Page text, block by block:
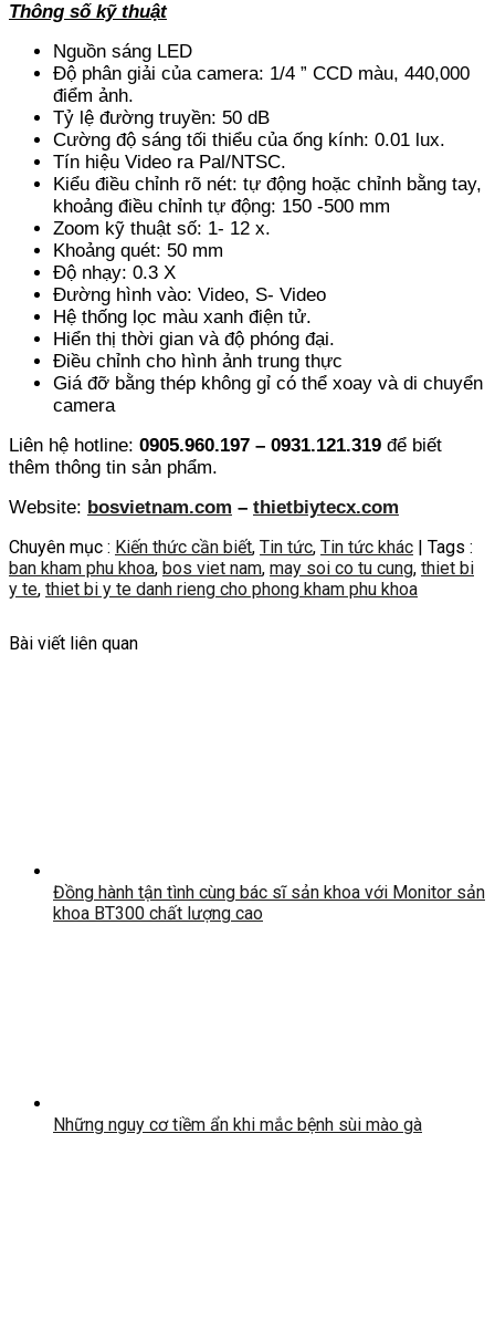
Thông số kỹ thuật
Nguồn sáng LED
Độ phân giải của camera: 1/4 ” CCD màu, 440,000
điểm ảnh.
Tỷ lệ đường truyền: 50 dB
Cường độ sáng tối thiểu của ống kính: 0.01 lux.
Tín hiệu Video ra Pal/NTSC.
Kiểu điều chỉnh rõ nét: tự động hoặc chỉnh bằng tay,
khoảng điều chỉnh tự động: 150 -500 mm
Zoom kỹ thuật số: 1- 12 x.
Khoảng quét: 50 mm
Độ nhạy: 0.3 X
Đường hình vào: Video, S- Video
Hệ thống lọc màu xanh điện tử.
Hiển thị thời gian và độ phóng đại.
Điều chỉnh cho hình ảnh trung thực
Giá đỡ bằng thép không gỉ có thể xoay và di chuyển
camera
Liên hệ hotline: 0905.960.197 – 0931.121.319 để biết
thêm thông tin sản phẩm.
Website: bosvietnam.com – thietbiytecx.com
Chuyên mục : Kiến thức cần biết, Tin tức, Tin tức khác | Tags :
ban kham phu khoa, bos viet nam, may soi co tu cung, thiet bi
y te, thiet bi y te danh rieng cho phong kham phu khoa
Bài viết liên quan
Đồng hành tận tình cùng bác sĩ sản khoa với Monitor sản
khoa BT300 chất lượng cao
Những nguy cơ tiềm ẩn khi mắc bệnh sùi mào gà